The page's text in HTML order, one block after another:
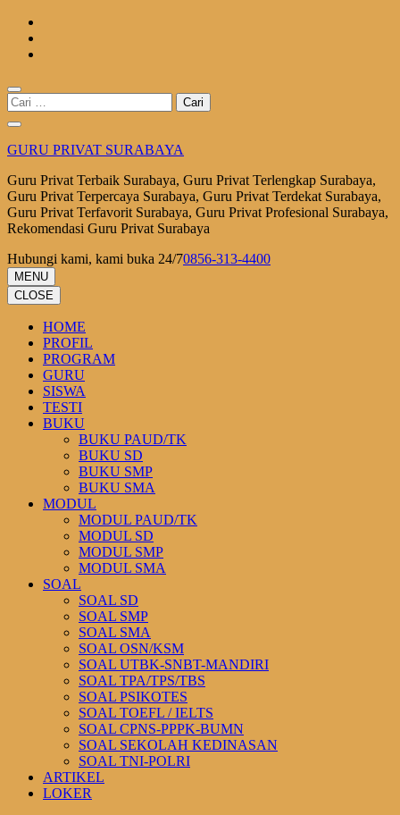
Lompat
konten
Enter)
Cari
untuk:
GURU PRIVAT SURABAYA
Guru Privat Terbaik Surabaya, Guru Privat Terlengkap Surabaya,
Guru Privat Terpercaya Surabaya, Guru Privat Terdekat Surabaya,
Guru Privat Terfavorit Surabaya, Guru Privat Profesional Surabaya,
Rekomendasi Guru Privat Surabaya
Hubungi kami, kami buka 24/70856-313-4400
MENU
CLOSE
HOME
PROFIL
PROGRAM
GURU
SISWA
TESTI
BUKU
BUKU PAUD/TK
BUKU SD
BUKU SMP
BUKU SMA
MODUL
MODUL PAUD/TK
MODUL SD
MODUL SMP
MODUL SMA
SOAL
SOAL SD
SOAL SMP
SOAL SMA
SOAL OSN/KSM
SOAL UTBK-SNBT-MANDIRI
SOAL TPA/TPS/TBS
SOAL PSIKOTES
SOAL TOEFL / IELTS
SOAL CPNS-PPPK-BUMN
SOAL SEKOLAH KEDINASAN
SOAL TNI-POLRI
ARTIKEL
LOKER